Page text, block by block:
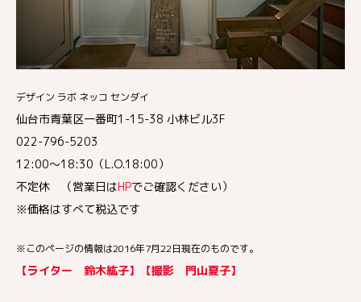
デザイン ラボ ネッコ センダイ
仙台市青葉区一番町1-15-38 小林ビル3F
022-796-5203
12:00～18:30（L.O.18:00）
不定休 （営業日はHPでご確認ください）
※価格はすべて税込です
※このページの情報は2016年7月22日現在のものです。
【ライター 鈴木紘子】【撮影 門山夏子】